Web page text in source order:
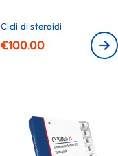
Cicli di steroidi
€100.00